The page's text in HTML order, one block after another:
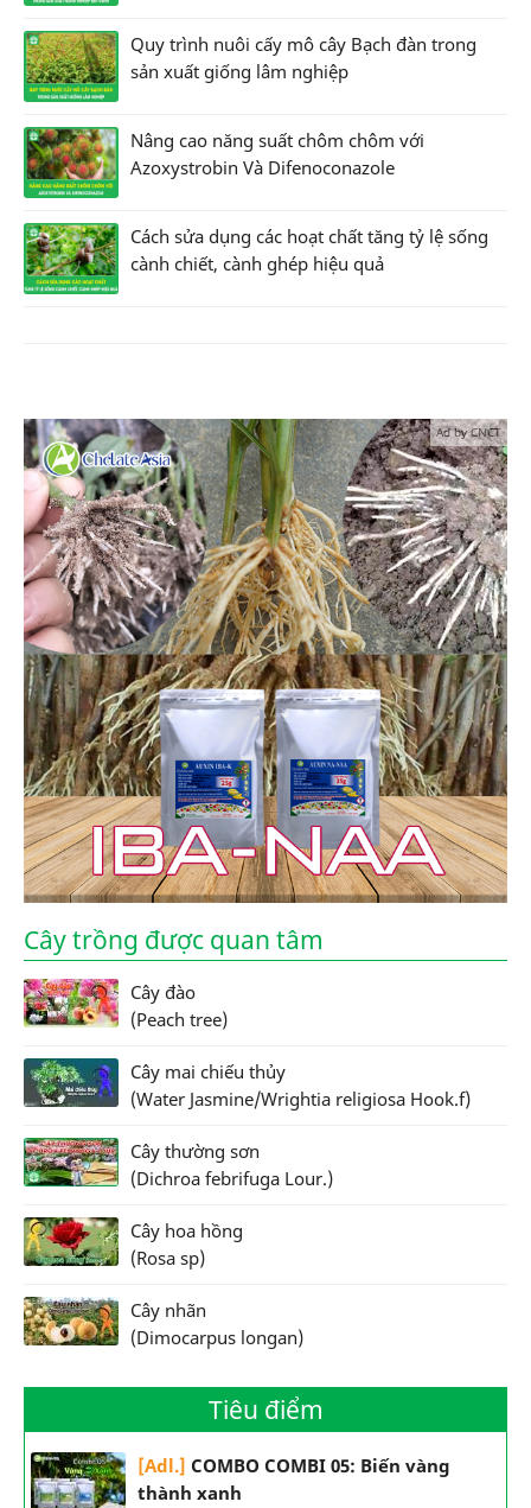
Quy trình nuôi cấy mô cây Bạch đàn trong
sản xuất giống lâm nghiệp
Nâng cao năng suất chôm chôm với
Azoxystrobin Và Difenoconazole
Cách sửa dụng các hoạt chất tăng tỷ lệ sống
cành chiết, cành ghép hiệu quả
Ad by CNCT
Cây trồng được quan tâm
Cây đào
(Peach tree)
Cây mai chiếu thủy
(Water Jasmine/Wrightia religiosa Hook.f)
Cây thường sơn
(Dichroa febrifuga Lour.)
Cây hoa hồng
(Rosa sp)
Cây nhãn
(Dimocarpus longan)
Tiêu điểm
[Adl.] COMBO COMBI 05: Biến vàng
thành xanh